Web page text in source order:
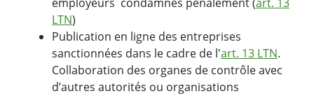
LTN)
Publication en ligne des entreprises
sanctionnées dans le cadre de l'art. 13 LTN.
Collaboration des organes de contrôle avec
d’autres autorités ou organisations